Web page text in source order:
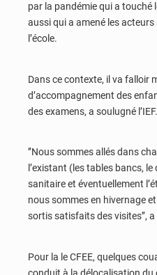
par la pandémie qui a touché
aussi qui a amené les
l’école.
Dans ce contexte, il va falloir
d’accompagnement des
des examens, a soulugné l’IEF.
’’Nous sommes allés dans
l’existant (les tables bancs,
sanitaire et éventuellement
nous sommes en hivernage
sortis satisfaits des visites’’,
Pour la le CFEE, quelques